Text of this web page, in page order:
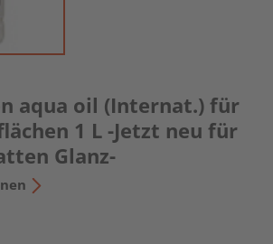
aqua oil (Internat.) für
1 L -Jetzt neu für
Glanz-